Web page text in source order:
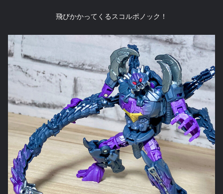
飛びかかってくるスコルポノック！